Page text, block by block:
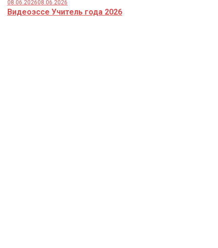
08.06.202608.06.2026
Видеоэссе Учитель года 2026